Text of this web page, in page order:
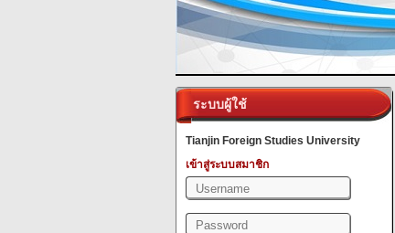
ระบบผู้ใช้
Tianjin Foreign Studies University
เข้าสู่ระบบสมาชิก